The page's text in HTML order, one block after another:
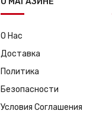
О Нас
Доставка
Политика
Безопасности
Условия Соглашения